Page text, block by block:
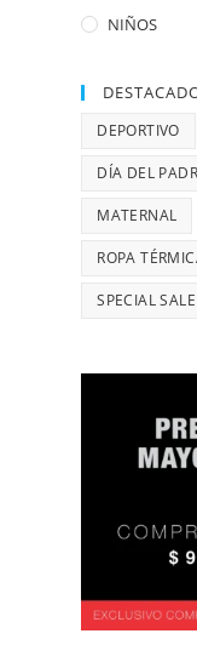
NIÑOS
DEPORTIVO
DÍA DEL
MATERNAL
ROPA
SPECIAL SALE